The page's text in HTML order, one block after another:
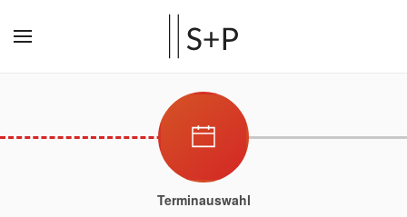
Terminauswahl